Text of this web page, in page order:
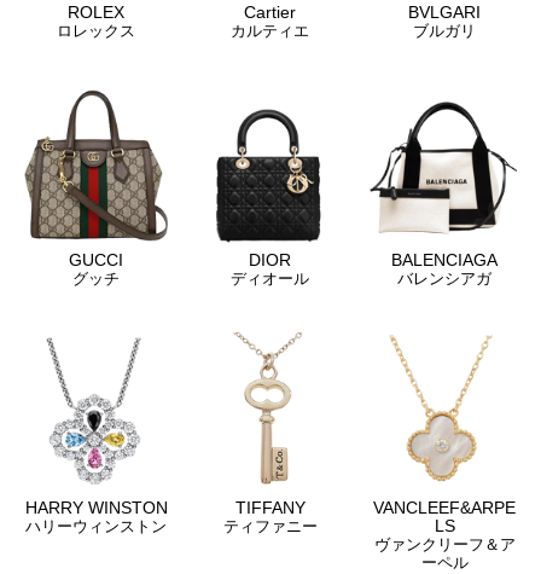
ROLEX
ロレックス
Cartier
カルティエ
BVLGARI
ブルガリ
GUCCI
グッチ
DIOR
ディオール
BALENCIAGA
バレンシアガ
HARRY WINSTON
ハリーウィンストン
TIFFANY
ティファニー
VANCLEEF&ARPE
LS
ヴァンクリーフ＆ア
ーペル